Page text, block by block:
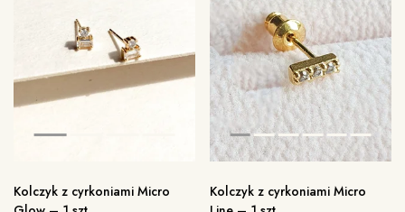
Kolczyk z cyrkoniami Micro
Kolczyk z cyrkoniami Micro